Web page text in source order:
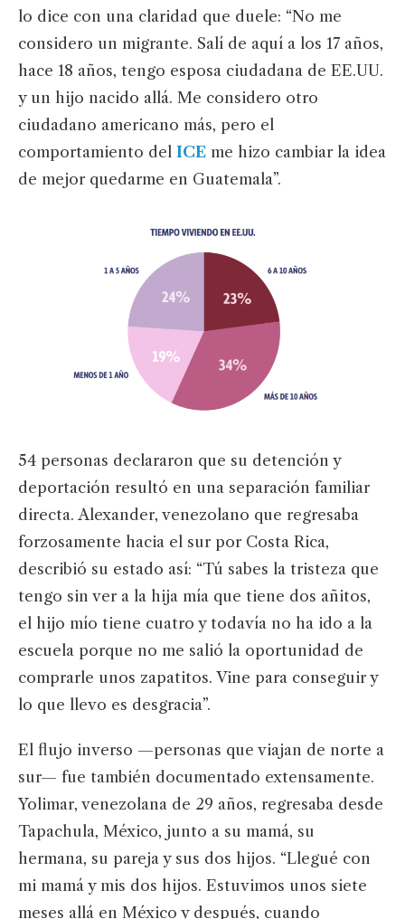
lo dice con una claridad que duele: “No me
considero un migrante. Salí de aquí a los 17 años,
hace 18 años, tengo esposa ciudadana de EE.UU.
y un hijo nacido allá. Me considero otro
ciudadano americano más, pero el
comportamiento del ICE me hizo cambiar la idea
de mejor quedarme en Guatemala”.
54 personas declararon que su detención y
deportación resultó en una separación familiar
directa. Alexander, venezolano que regresaba
forzosamente hacia el sur por Costa Rica,
describió su estado así: “Tú sabes la tristeza que
tengo sin ver a la hija mía que tiene dos añitos,
el hijo mío tiene cuatro y todavía no ha ido a la
escuela porque no me salió la oportunidad de
comprarle unos zapatitos. Vine para conseguir y
lo que llevo es desgracia”.
El flujo inverso —personas que viajan de norte a
sur— fue también documentado extensamente.
Yolimar, venezolana de 29 años, regresaba desde
Tapachula, México, junto a su mamá, su
hermana, su pareja y sus dos hijos. “Llegué con
mi mamá y mis dos hijos. Estuvimos unos siete
meses allá en México y después, cuando